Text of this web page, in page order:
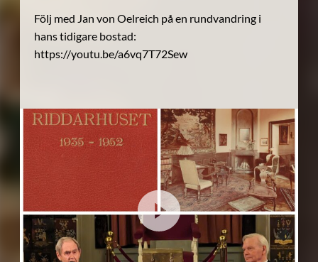
Följ med Jan von Oelreich på en rundvandring i
hans tidigare bostad:
https://youtu.be/a6vq7T72Sew